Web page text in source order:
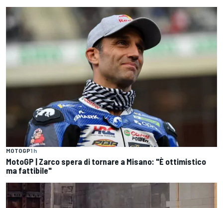
MOTOGP1 h
MotoGP | Zarco spera di tornare a Misano: "È ottimistico
ma fattibile"